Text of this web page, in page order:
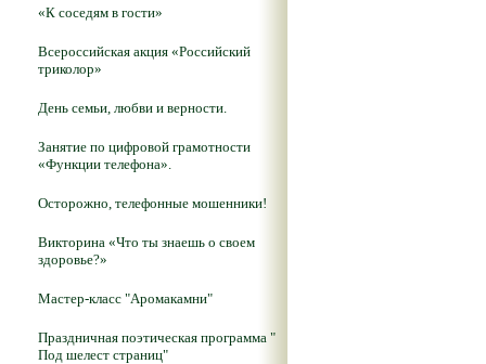
«К соседям в гости»
Всероссийская акция «Российский
триколор»
День семьи, любви и верности.
Занятие по цифровой грамотности
«Функции телефона».
Осторожно, телефонные мошенники!
Викторина «Что ты знаешь о своем
здоровье?»
Мастер-класс "Аромакамни"
Праздничная поэтическая программа "
Под шелест страниц"